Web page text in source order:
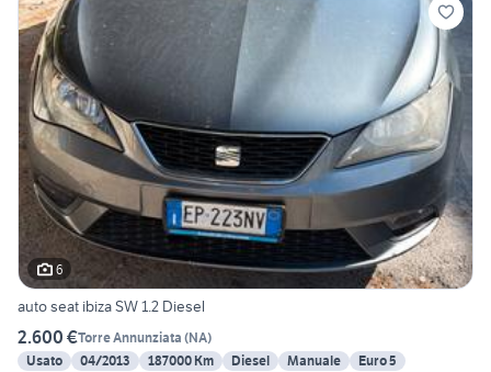
6
auto seat ibiza SW 1.2 Diesel
2.600 €Torre Annunziata (NA)
Usato
04/2013 187000 Km Diesel Manuale Euro 5